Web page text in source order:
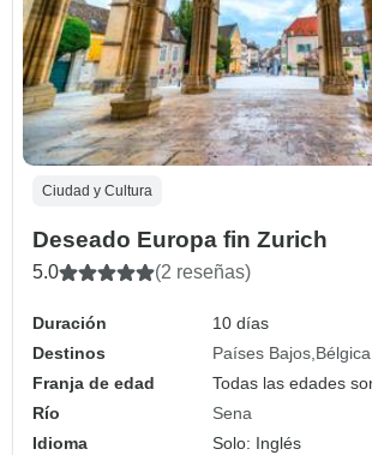
Ciudad y Cultura
Deseado Europa fin Zurich
5.0 (2 reseñas)
Duración
10 días
Destinos
Países Bajos Bélgica
Franja de edad
Todas las edades
Río
Sena
Idioma
Solo: Inglés